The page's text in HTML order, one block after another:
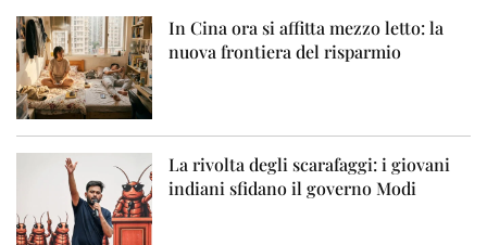
In Cina ora si affitta mezzo letto: la
nuova frontiera del risparmio
La rivolta degli scarafaggi: i giovani
indiani sfidano il governo Modi